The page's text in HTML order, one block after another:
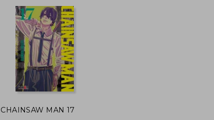
CHAINSAW MAN 17